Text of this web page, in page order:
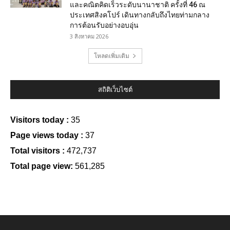
และคณิตคิดเร็วระดับนานาชาติ ครั้งที่ 46 ณ
ประเทศสิงคโปร์ เดินทางกลับถึงไทยท่ามกลาง
การต้อนรับอย่างอบอุ่น
3 สิงหาคม 2026
โหลดเพิ่มเติม
สถิติเว็บไซต์
Visitors today : 35
Page views today : 37
Total visitors : 472,737
Total page view: 561,285